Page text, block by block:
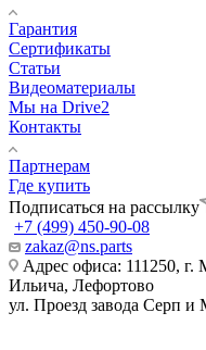
Гарантия
Сертификаты
Статьи
Видеоматериалы
Мы на Drive2
Контакты
Партнерам
Где купить
Подписаться на рассылку
+7 (499) 450-90-08
zakaz@ns.parts
Адрес офиса: 111250,
Ильича, Лефортово
ул. Проезд завода Серп и